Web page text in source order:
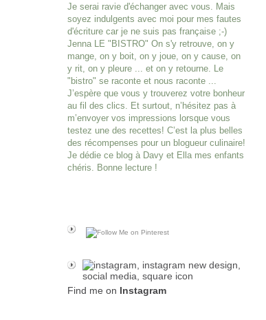
Je serai ravie d'échanger avec vous. Mais
soyez indulgents avec moi pour mes fautes
d'écriture car je ne suis pas française ;-)
Jenna LE "BISTRO" On s'y retrouve, on y
mange, on y boit, on y joue, on y cause, on
y rit, on y pleure ... et on y retourne. Le
"bistro" se raconte et nous raconte ...
J’espère que vous y trouverez votre bonheur
au fil des clics. Et surtout, n’hésitez pas à
m’envoyer vos impressions lorsque vous
testez une des recettes! C’est la plus belles
des récompenses pour un blogueur culinaire!
Je dédie ce blog à Davy et Ella mes enfants
chéris. Bonne lecture !
Find me on Instagram